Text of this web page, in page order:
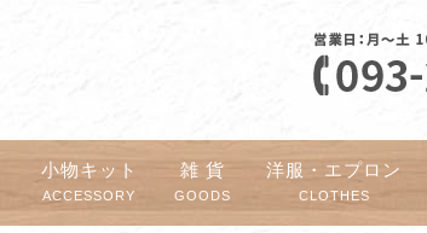
小物キット
ACCESSORY
雑 貨
GOODS
洋服・エプロン
CLOTHES